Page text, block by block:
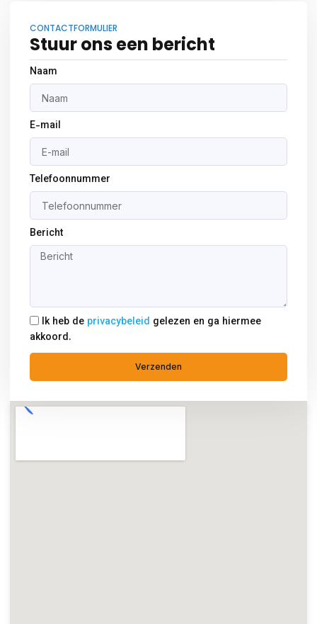
CONTACTFORMULIER
Stuur ons een bericht
Naam
E-mail
Telefoonnummer
Bericht
Ik heb de privacybeleid gelezen en ga hiermee
akkoord.
Verzenden